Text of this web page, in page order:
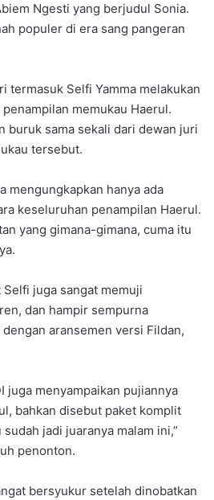
Ngesti yang berjudul Sonia.
populer di era sang pangeran
termasuk Selfi Yamma melakukan
memukau Haerul.
buruk sama sekali dari dewan juri
tersebut.
mengungkapkan hanya ada
keseluruhan penampilan Haerul.
yang gimana-gimana, cuma itu
juga sangat memuji
dan hampir sempurna
aransemen versi Fildan,
juga menyampaikan pujiannya
bahkan disebut paket komplit
jadi juaranya malam ini,”
penonton.
bersyukur setelah dinobatkan